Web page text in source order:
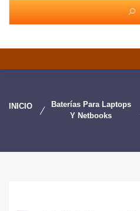
INICIO
Baterías Para Laptops
Y Netbooks